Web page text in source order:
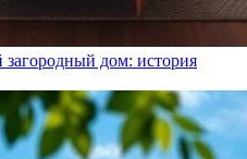
дом: история